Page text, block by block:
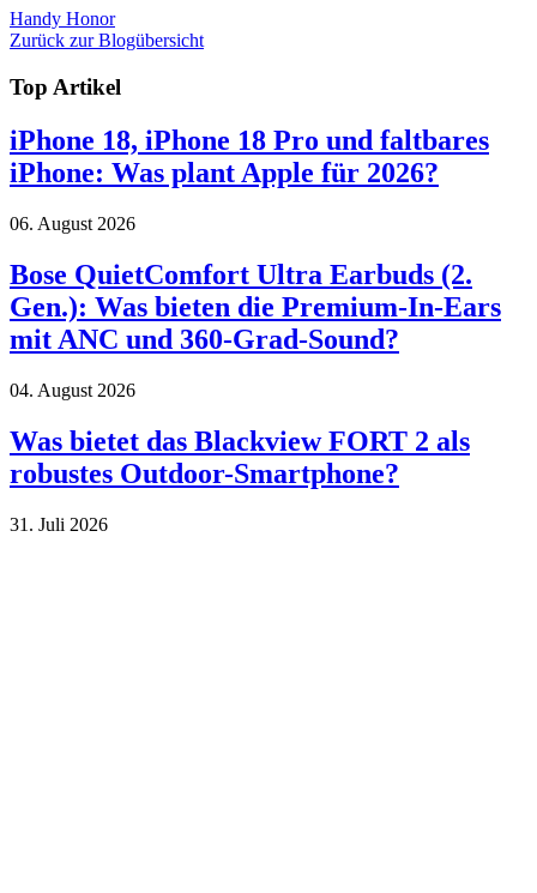
Handy Honor
Zurück zur Blogübersicht
Top Artikel
iPhone 18, iPhone 18 Pro und faltbares
iPhone: Was plant Apple für 2026?
06. August 2026
Bose QuietComfort Ultra Earbuds (2.
Gen.): Was bieten die Premium-In-Ears
mit ANC und 360-Grad-Sound?
04. August 2026
Was bietet das Blackview FORT 2 als
robustes Outdoor-Smartphone?
31. Juli 2026